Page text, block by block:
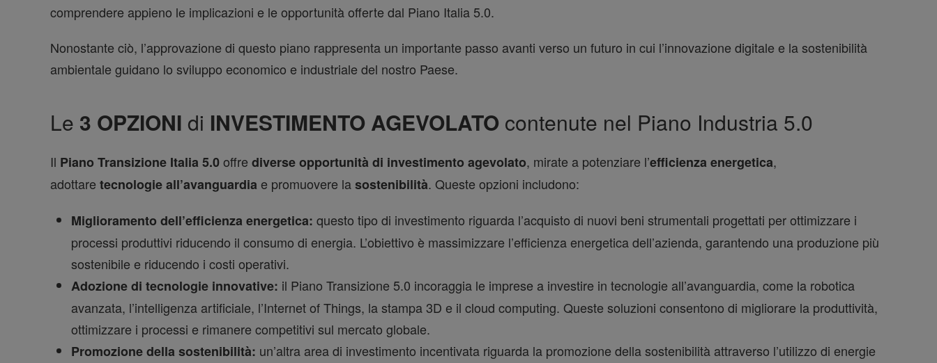
comprendere appieno le implicazioni e le opportunità offerte dal Piano Italia 5.0.
Nonostante ciò, l’approvazione di questo piano rappresenta un importante passo avanti verso un futuro in cui l’innovazione digitale e la sostenibilità
ambientale guidano lo sviluppo economico e industriale del nostro Paese.
Le 3 OPZIONI di INVESTIMENTO AGEVOLATO contenute nel Piano Industria 5.0
Il Piano Transizione Italia 5.0offre diverse opportunità di investimento agevolato, mirate a potenziare l’efficienza energetica,
adottare tecnologie all’avanguardia e promuovere lasostenibilità. Queste opzioni includono:
Miglioramento dell’efficienza energetica: questo tipo di investimento riguarda l’acquisto di nuovi beni strumentali progettati per ottimizzare i
processi produttivi riducendo il consumo di energia. L’obiettivo è massimizzare l’efficienza energetica dell’azienda, garantendo una produzione più
sostenibile e riducendo i costi operativi.
Adozione di tecnologie innovative: il Piano Transizione 5.0 incoraggia le imprese a investire in tecnologie all’avanguardia, come la robotica
avanzata, l’intelligenza artificiale, l’Internet of Things, la stampa 3D e il cloud computing. Queste soluzioni consentono di migliorare la produttività,
ottimizzare i processi e rimanere competitivi sul mercato globale.
Promozione della sostenibilità: un’altra area di investimento incentivata riguarda la promozione della sostenibilità attraverso l’utilizzo di energie